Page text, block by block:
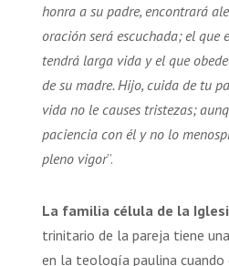
honra a su padre, encontrará
oración será escuchada; el que
tendrá larga vida y el que
de su madre. Hijo, cuida de tu
vida no le causes tristezas;
paciencia con él y no lo
pleno vigor”.
La familia célula de la
trinitario de la pareja tiene
en la teología paulina cuando